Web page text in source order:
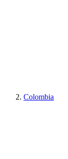
Colombia